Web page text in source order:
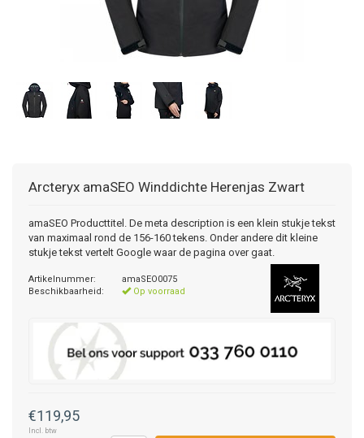
Arcteryx amaSEO Winddichte Herenjas Zwart
amaSEO Producttitel. De meta description is een klein stukje tekst
van maximaal rond de 156-160 tekens. Onder andere dit kleine
stukje tekst vertelt Google waar de pagina over gaat.
Artikelnummer:
amaSEO0075
Beschikbaarheid:
Op voorraad
€119,95
Incl. btw